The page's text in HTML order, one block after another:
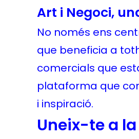
Art i Negoci,
No només ens
que beneficia a
comercials que
plataforma que
i inspiració.
Uneix-te a la